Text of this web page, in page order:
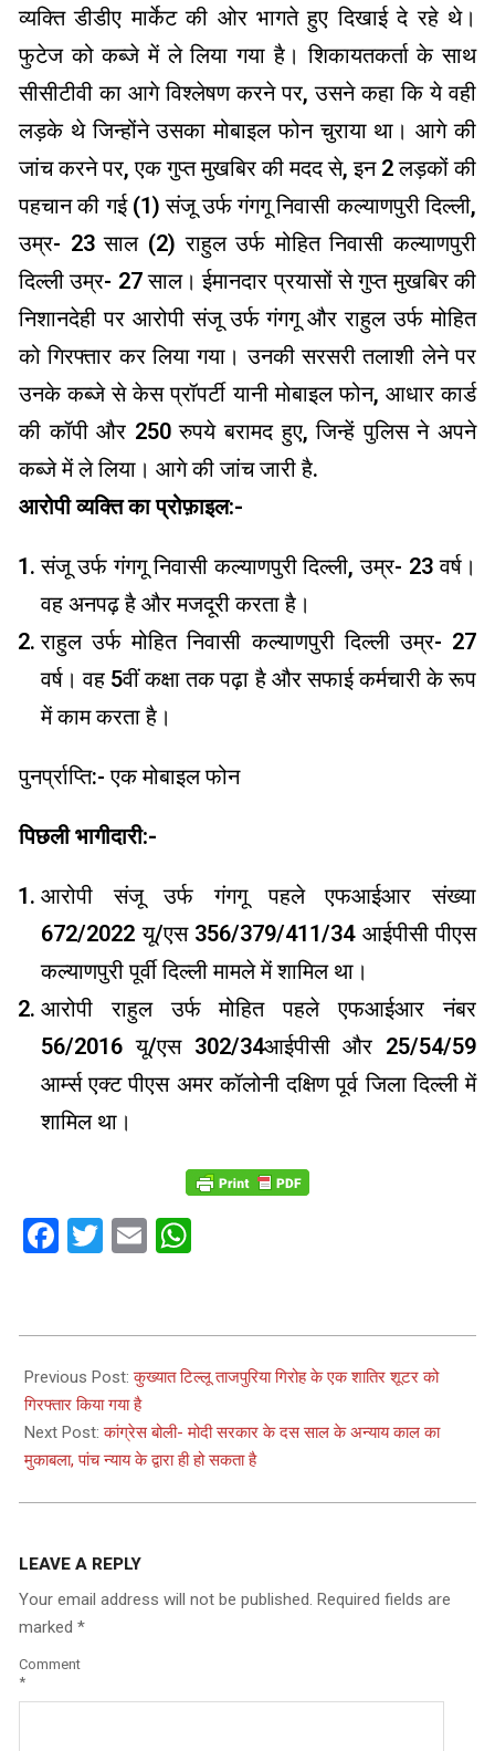
व्यक्ति डीडीए मार्केट की ओर भागते हुए दिखाई दे रहे थे।
फुटेज को कब्जे में ले लिया गया है। शिकायतकर्ता के साथ
सीसीटीवी का आगे विश्लेषण करने पर, उसने कहा कि ये वही
लड़के थे जिन्होंने उसका मोबाइल फोन चुराया था। आगे की
जांच करने पर, एक गुप्त मुखबिर की मदद से, इन 2 लड़कों की
पहचान की गई (1) संजू उर्फ ​​गंगगू निवासी कल्याणपुरी दिल्ली,
उम्र- 23 साल (2) राहुल उर्फ ​​मोहित निवासी कल्याणपुरी
दिल्ली उम्र- 27 साल। ईमानदार प्रयासों से गुप्त मुखबिर की
निशानदेही पर आरोपी संजू उर्फ ​​गंगगू और राहुल उर्फ ​​मोहित
को गिरफ्तार कर लिया गया। उनकी सरसरी तलाशी लेने पर
उनके कब्जे से केस प्रॉपर्टी यानी मोबाइल फोन, आधार कार्ड
की कॉपी और 250 रुपये बरामद हुए, जिन्हें पुलिस ने अपने
कब्जे में ले लिया। आगे की जांच जारी है.
आरोपी व्यक्ति का प्रोफ़ाइल:-
संजू उर्फ ​​गंगगू निवासी कल्याणपुरी दिल्ली, उम्र- 23 वर्ष।
वह अनपढ़ है और मजदूरी करता है।
राहुल उर्फ ​​मोहित निवासी कल्याणपुरी दिल्ली उम्र- 27
वर्ष। वह 5वीं कक्षा तक पढ़ा है और सफाई कर्मचारी के रूप
में काम करता है।
पुनर्प्राप्ति:- एक मोबाइल फोन
पिछली भागीदारी:-
आरोपी संजू उर्फ ​​गंगगू पहले एफआईआर संख्या
672/2022 यू/एस 356/379/411/34 आईपीसी पीएस
कल्याणपुरी पूर्वी दिल्ली मामले में शामिल था।
आरोपी राहुल उर्फ ​​मोहित पहले एफआईआर नंबर
56/2016 यू/एस 302/34आईपीसी और 25/54/59
आर्म्स एक्ट पीएस अमर कॉलोनी दक्षिण पूर्व जिला दिल्ली में
शामिल था।
Facebook
Twitter
Email
01-
24
Previous Post:कुख्यात टिल्लू ताजपुरिया गिरोह के एक शातिर शूटर को
गिरफ्तार किया गया है
Next Post:कांग्रेस बोली- मोदी सरकार के दस साल के अन्याय काल का
मुकाबला, पांच न्याय के द्वारा ही हो सकता है
LEAVE A REPLY
Your email address will not be published. Required fields are
marked *
Comment
*